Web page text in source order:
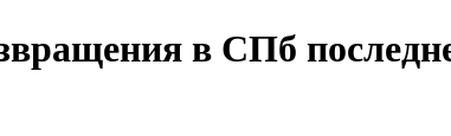
в СПб